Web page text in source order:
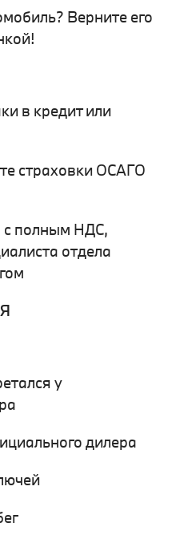
Верните его
в кредит или
страховки ОСАГО
полным НДС,
отдела
у
дилера